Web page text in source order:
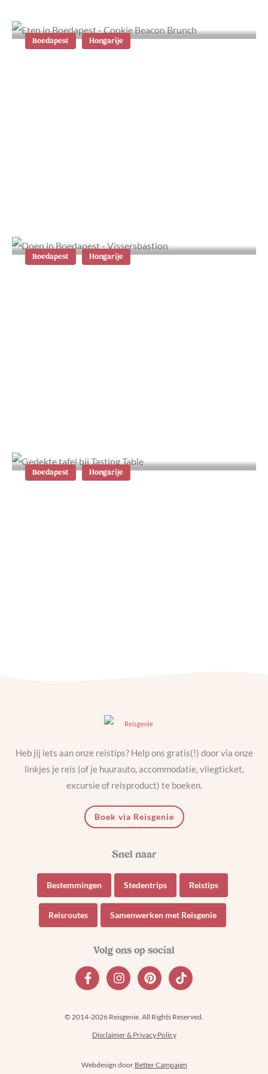
Boedapest Hongarije
Boedapest Hongarije
Boedapest Hongarije
Heb jij iets aan onze reistips? Help ons gratis(!) door via onze
linkjes je reis (of je huurauto, accommodatie, vliegticket,
excursie of reisproduct) te boeken.
Boek via Reisgenie
Bestemmingen Stedentrips Reistips
Reisroutes Samenwerken met Reisgenie
© 2014-2026 Reisgenie. All Rights Reserved.
Disclaimer & Privacy Policy
Webdesign door Better Campaign